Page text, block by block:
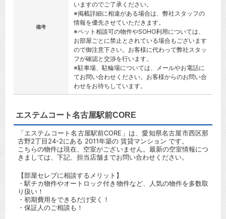
備考
いますのでご了承ください。
※掲載詳細に相違がある場合は、弊社スタッフの
情報を優先させていただきます。
※ペット相談可の物件やSOHO利用については、
お部屋ごとに禁止とされている場合もございます
ので御注意下さい。お客様に代わって弊社スタッ
フが確認と交渉を行います。
※駐車場、駐輪場については、メールやお電話に
てお問い合わせください。お客様からのお問い合
わせをお待ちしています。
エステムコート名古屋駅前CORE
「エステムコート名古屋駅前CORE」は、愛知県名古屋市西区那
古野2丁目24-2にある 2011年築の 賃貸マンション です。
こちらの物件は現在、空室がございません。最新の空室情報につ
きましては、下記、担当店舗までお問い合わせください。
【部屋セレブに相談するメリット】
・駅チカ物件やオートロック付き物件など、人気の物件を多数取
り扱い！
・初期費用をできるだけ安く！
・保証人のご相談も！